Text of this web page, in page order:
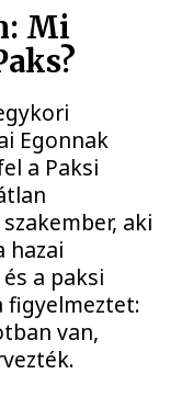
Mi
Egonnak
a Paksi
aki
hazai
a paksi
figyelmeztet:
van,